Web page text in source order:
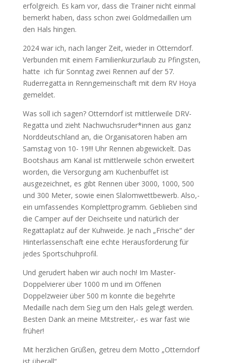
erfolgreich. Es kam vor, dass die Trainer nicht einmal
bemerkt haben, dass schon zwei Goldmedaillen um
den Hals hingen.
2024 war ich, nach langer Zeit, wieder in Otterndorf.
Verbunden mit einem Familienkurzurlaub zu Pfingsten,
hatte ich für Sonntag zwei Rennen auf der 57.
Ruderregatta in Renngemeinschaft mit dem RV Hoya
gemeldet.
Was soll ich sagen? Otterndorf ist mittlerweile DRV-
Regatta und zieht Nachwuchsruder*innen aus ganz
Norddeutschland an, die Organisatoren haben am
Samstag von 10- 19!!! Uhr Rennen abgewickelt. Das
Bootshaus am Kanal ist mittlerweile schön erweitert
worden, die Versorgung am Kuchenbuffet ist
ausgezeichnet, es gibt Rennen über 3000, 1000, 500
und 300 Meter, sowie einen Slalomwettbewerb. Also,-
ein umfassendes Komplettprogramm. Geblieben sind
die Camper auf der Deichseite und natürlich der
Regattaplatz auf der Kuhweide. Je nach „Frische“ der
Hinterlassenschaft eine echte Herausforderung für
jedes Sportschuhprofil.
Und gerudert haben wir auch noch! Im Master-
Doppelvierer über 1000 m und im Offenen
Doppelzweier über 500 m konnte die begehrte
Medaille nach dem Sieg um den Hals gelegt werden.
Besten Dank an meine Mitstreiter,- es war fast wie
früher!
Mit herzlichen Grüßen, getreu dem Motto „Otterndorf